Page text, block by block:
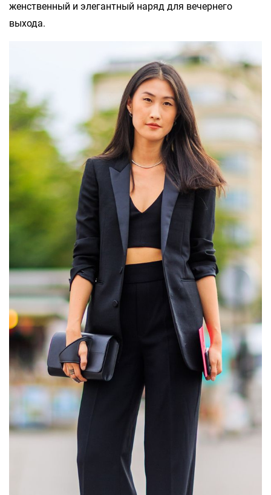
женственный и элегантный наряд для вечернего
выхода.